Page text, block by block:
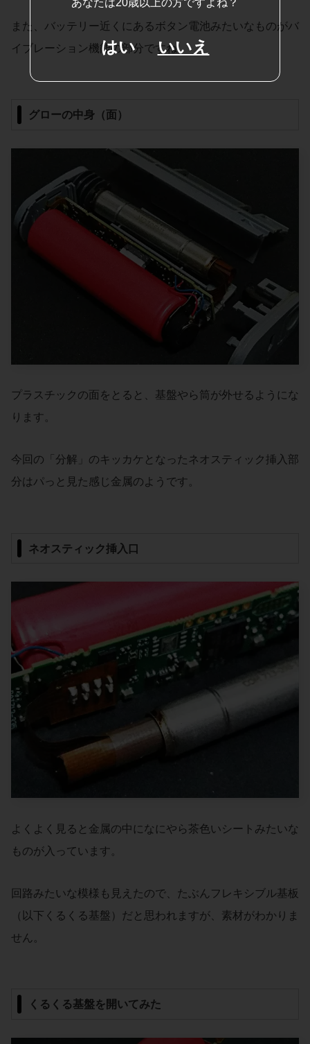
また、バッテリー近くにあるボタン電池みたいなものがバ
イブレーション機能の部分ですね。
グローの中身（面）
プラスチックの面をとると、基盤やら筒が外せるようにな
ります。
今回の「分解」のキッカケとなったネオスティック挿入部
分はパっと見た感じ金属のようです。
ネオスティック挿入口
よくよく見ると金属の中になにやら茶色いシートみたいな
ものが入っています。
回路みたいな模様も見えたので、たぶんフレキシブル基板
（以下くるくる基盤）だと思われますが、素材がわかりま
せん。
くるくる基盤を開いてみた
あなたは20歳以上の方ですよね？
はい いいえ